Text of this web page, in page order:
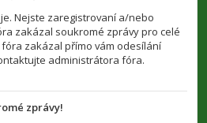
Nejste zaregistrovaní a/nebo
zakázal soukromé zprávy pro celé
zakázal přímo vám odesílání
administrátora fóra.
zprávy!